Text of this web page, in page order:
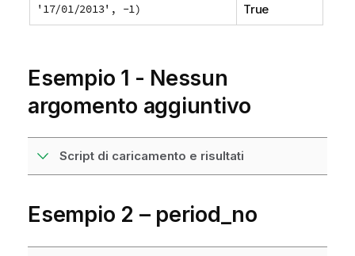
'17/01/2013', -1)
True
Esempio 1 - Nessun
argomento aggiuntivo
Script di caricamento e risultati
Esempio 2 – period_no